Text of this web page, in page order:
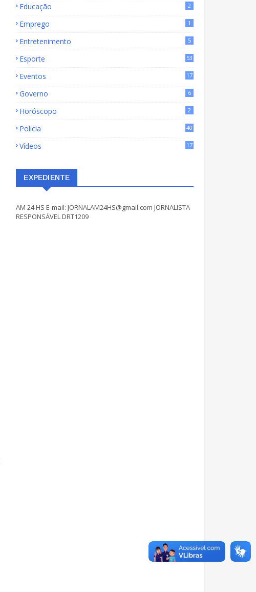
Educação 2
Emprego 1
Entretenimento 5
Esporte 53
Eventos 17
Governo 6
Horóscopo 2
Policia 40
Vídeos 17
EXPEDIENTE
AM 24 HS E-mail: JORNALAM24HS@gmail.com JORNALISTA
RESPONSÁVEL DRT1209